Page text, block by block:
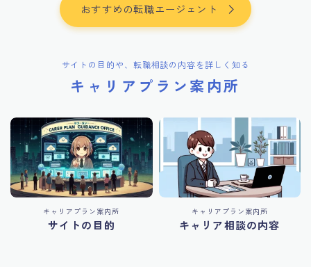
おすすめの転職エージェント
サイトの目的や、転職相談の内容を詳しく知る
キャリアプラン案内所
キャリアプラン案内所
サイトの目的
キャリアプラン案内所
キャリア相談の内容